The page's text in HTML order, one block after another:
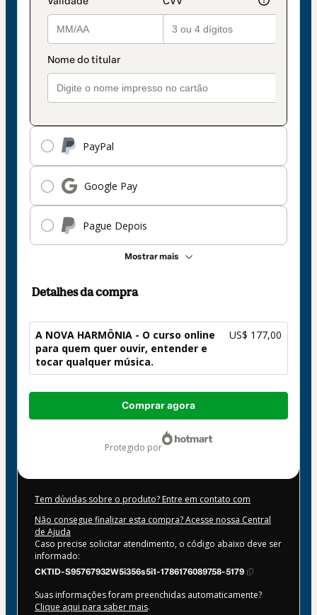
PayPal
Google Pay
Pague Depois
Mostrar mais
Detalhes da compra
A NOVA HARMÔNIA - O curso online
para quem quer ouvir, entender e
tocar qualquer música.
US$ 177,00
Total
Comprar agora
protegido por
Tem dúvidas sobre o produto? Entre em contato com
Não consegue finalizar esta compra? Acesse nossa Central
de Ajuda
Caso precise solicitar atendimento, o código abaixo deve ser
informado:
CKTID-S95767932W5i356s5i1-1786176089758-5179
Suas informações foram preenchidas automaticamente?
Clique aqui para saber mais.